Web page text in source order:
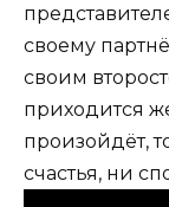
своему
своим
приходится
произойдёт,
счастья, ни